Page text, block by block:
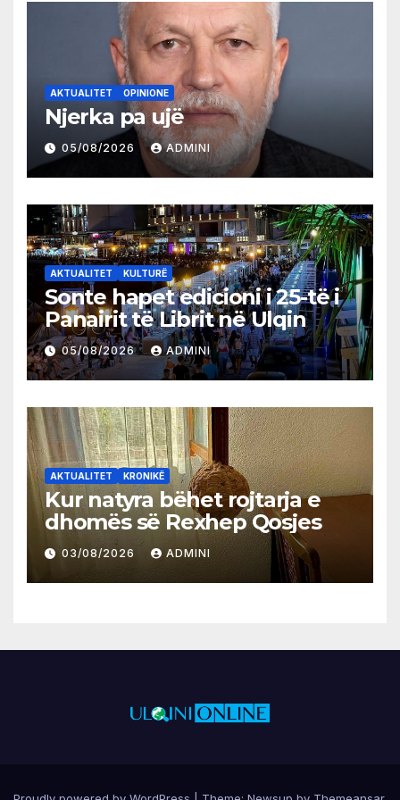
AKTUALITET OPINIONE
Njerka pa ujë
05/08/2026 ADMINI
AKTUALITET KULTURË
Sonte hapet edicioni i 25-të i
Panairit të Librit në Ulqin
05/08/2026 ADMINI
AKTUALITET KRONIKË
Kur natyra bëhet rojtarja e
dhomës së Rexhep Qosjes
03/08/2026 ADMINI